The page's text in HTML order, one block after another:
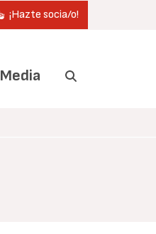
¡Hazte socia/o!
Media